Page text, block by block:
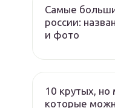
Самые
россии:
и фото
10 крутых, но
которые